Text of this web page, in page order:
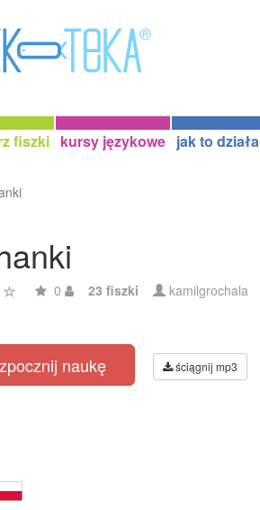
fiszki kursy językowe jak to działa
0 23 fiszki kamilgrochala
naukę ściągnij mp3